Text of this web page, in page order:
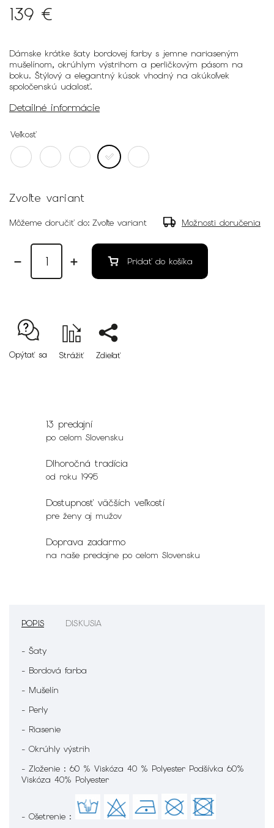
139 €
Dámske krátke šaty bordovej farby s jemne nariaseným
mušelínom, okrúhlym výstrihom a perličkovým pásom na
boku. Štýlový a elegantný kúsok vhodný na akúkoľvek
spoločenskú udalosť.
Detailné informácie
Veľkosť
Zvoľte variant
Môžeme doručiť do: Zvoľte variant Možnosti doručenia
Pridať do košíka
Opýtať sa Strážiť Zdieľať
13 predajní
po celom Slovensku
Dlhoročná tradícia
od roku 1995
Dostupnosť väčších veľkostí
pre ženy aj mužov
Doprava zadarmo
na naše predajne po celom Slovensku
POPIS DISKUSIA
- Šaty
- Bordová farba
- Mušelín
- Perly
- Riasenie
- Okrúhly výstrih
- Zloženie : 60 % Viskóza 40 % Polyester Podšívka 60%
Viskóza 40% Polyester
- Ošetrenie :